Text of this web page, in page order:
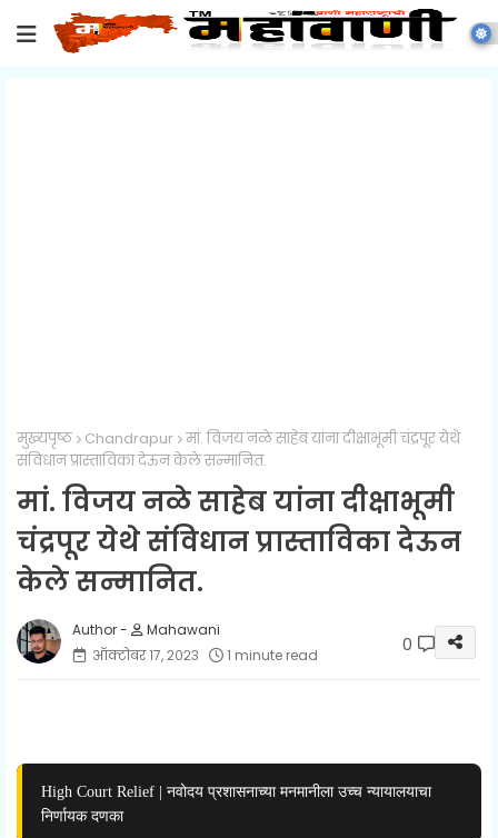
मुख्यपृष्ठ Chandrapur मां. विजय नळे साहेब यांना दीक्षाभूमी चंद्रपूर येथे
संविधान प्रास्ताविका देऊन केले सन्मानित.
मां. विजय नळे साहेब यांना दीक्षाभूमी
चंद्रपूर येथे संविधान प्रास्ताविका देऊन
केले सन्मानित.
Mahawani
ऑक्टोबर १७, २०२३
1 minute read 0
High Court Relief | नवोदय प्रशासनाच्या मनमानीला उच्च न्यायालयाचा
निर्णायक दणका